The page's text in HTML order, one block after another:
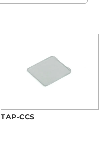
TAP-CCS